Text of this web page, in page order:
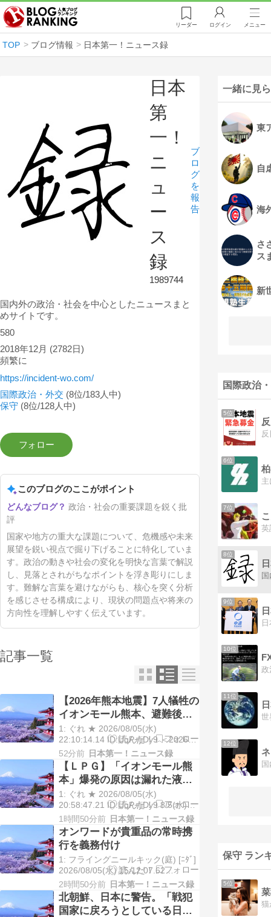
リーダー ログイン メニュー
TOP ブログ情報 日本第一！ニュース録
日本
第
一！
ニ
ュ
ー
ス
録
1989744
ブ
ロ
グ
を
報
告
国内外の政治・社会を中心としたニュースまと
めサイトです。
580
2018年12月 (2782日)
頻繁に
https://incident-wo.com/
国際政治・外交 (8位/183人中)
保守 (8位/128人中)
このブログのここがポイント
政治・社会の重要課題を鋭く批
評
国家や地方の重大な課題について、危機感や未来
展望を鋭い視点で掘り下げることに特化していま
す。政治の動きや社会の変化を明快な言葉で解説
し、見落とされがちなポイントを浮き彫りにしま
す。難解な言葉を避けながらも、核心を突く分析
を感じさせる構成により、現状の問題点や将来の
方向性を理解しやすく伝えています。
記事一覧
【2026年熊本地震】7人犠牲の
イオンモール熊本、避難後に
なぜ再入館? 生存したテナン
ト従業員ら証言、浮かび上が
る実態
1: ぐれ ★ 2026/08/05(水)
22:10:14.14 ID:UqP+jiDy9 ＜2026年
熊本地震＞7人犠牲のイオンモール熊
本、避難後になぜ再入館? 生存した
テナント従業員ら証言、浮かび上が
る実態 8/4 […]
52分前 日本第一！ニュース録
【ＬＰＧ】「イオンモール熊
本」爆発の原因は漏れた液化
石油ガスか…経産省、全国の
大規模施設でガス供給設備の
点検要請
1: ぐれ ★ 2026/08/05(水)
20:58:47.21 ID:UqP+jiDy9 8/5(水)
19:04配信 読売新聞オンライン 熊本
県で最大震度７を観測した地震後に
７人が犠牲となった「イオンモール
熊本」 […]
1時間50分前 日本第一！ニュース録
オンワードが貴重品の常時携
行を義務付け
1: フライングニールキック(庭) [ﾆﾀﾞ]
2026/08/05(水) 15:12:07.62
ID:EwaL5R5K0 BE:595582602-
2BP(5555) オンワードHDが従業員に
貴重品の常時携行を義務付 […]
2時間50分前 日本第一！ニュース録
北朝鮮、日本に警告。「戦犯
国家に戻ろうとしている日本
一緒に見
東
自
海
さ
ス
新
国際政治
5位
6位
7位
8位
9位
10位
11位
12位
保守 ラン
5位